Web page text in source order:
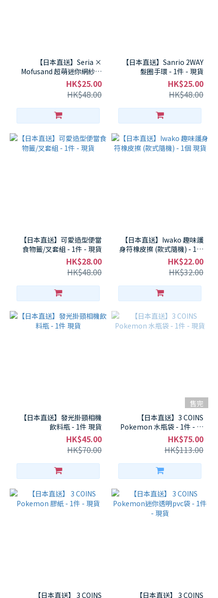
【日本直送】Seria ×
Mofusand 超萌迷你網紗收
納袋 - 1件 - 現貨
HK$25.00
HK$48.00
【日本直送】Sanrio 2WAY
髮圈手環 - 1件 - 現貨
HK$25.00
HK$48.00
【日本直送】可愛造型便當
食物籤/叉套組 - 1件 - 現貨
HK$28.00
HK$48.00
【日本直送】Iwako 趣味護
身符橡皮擦 (款式隨機) - 1個
現貨
HK$22.00
HK$32.00
【日本直送】發光掛頸相機
飲料瓶 - 1件 現貨
HK$45.00
HK$70.00
售完
【日本直送】3 COINS
Pokemon 水瓶袋 - 1件 - 現
貨
HK$75.00
HK$113.00
【日本直送】 3 COINS 【日本直送】 3 COINS